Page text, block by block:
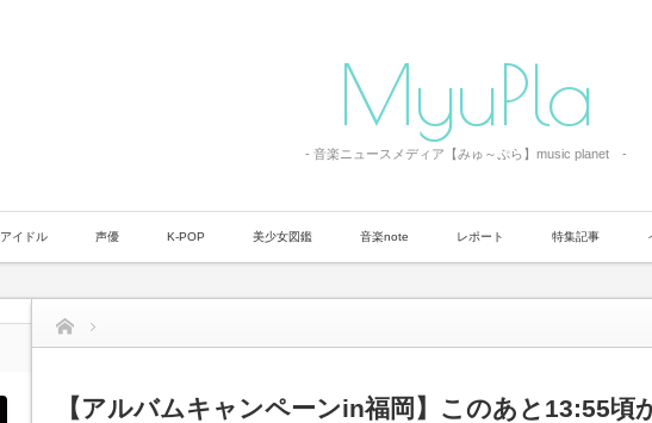
MyuPla
- 音楽ニュースメディア【みゅ～ぷら】music planet -
アイドル 声優 K-POP 美少女図鑑 音楽note レポート 特集記事
【アルバムキャンペーンin福岡】このあと13:55頃